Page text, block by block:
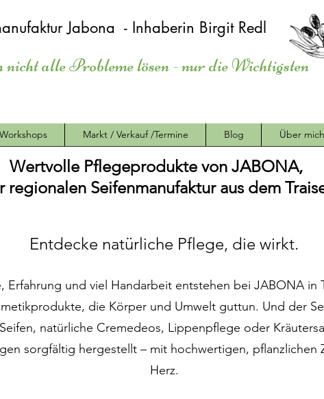
Jabona - Inhaberin Birgit Redl
nicht alle Probleme lösen - nur die Wichtigsten
Workshops Markt / Verkauf /Termine Blog Über mich
Wertvolle Pflegeprodukte von JABONA,
regionalen Seifenmanufaktur aus dem
Entdecke natürliche Pflege, die wirkt.
Erfahrung und viel Handarbeit entstehen bei JABONA in
die Körper und Umwelt guttun. Und der
natürliche Cremedeos, Lippenpflege oder
sorgfältig hergestellt – mit hochwertigen, pflanzlichen
Herz.